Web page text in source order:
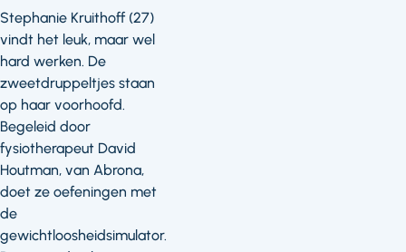
Stephanie Kruithoff (27)
vindt het leuk, maar wel
hard werken. De
zweetdruppeltjes staan
op haar voorhoofd.
Begeleid door
fysiotherapeut David
Houtman, van Abrona,
doet ze oefeningen met
de
gewichtloosheidsimulator.